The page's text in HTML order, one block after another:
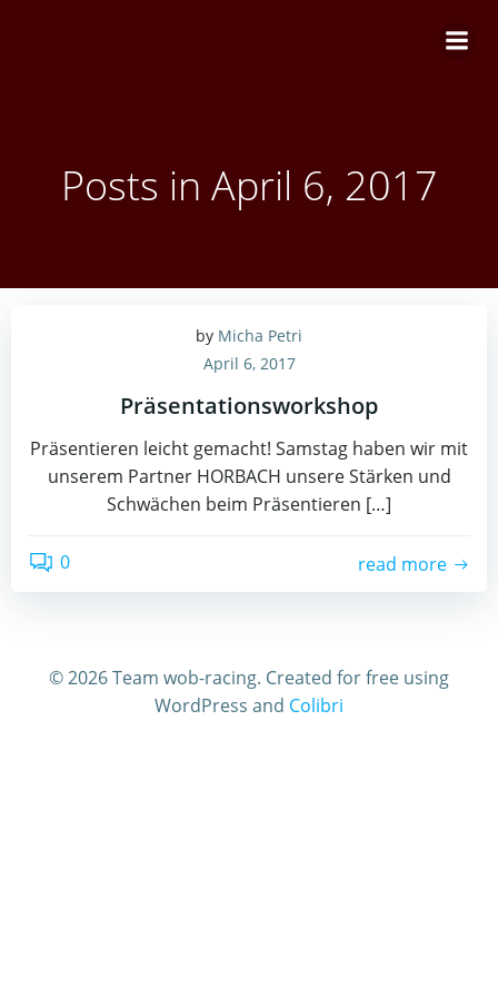
Posts in April 6, 2017
by Micha Petri
April 6, 2017
Präsentationsworkshop
Präsentieren leicht gemacht! Samstag haben wir mit
unserem Partner HORBACH unsere Stärken und
Schwächen beim Präsentieren […]
0 read more
© 2026 Team wob-racing. Created for free using
WordPress and Colibri